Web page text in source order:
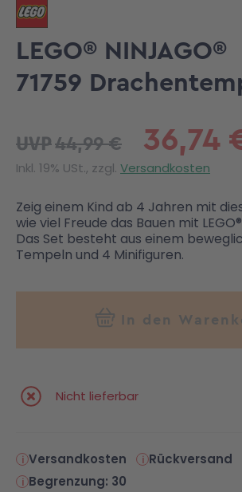
LEGO® NINJAGO®
71759
36,74
UVP44,99 €
Inkl. 19% USt., zzgl. Versandkosten
Zeig einem Kind ab 4 Jahren mit
wie viel Freude das Bauen mit
Das Set besteht aus einem
Tempeln und 4 Minifiguren.
In den
Nicht lieferbar
Versandkosten Rückversand
Begrenzung: 30